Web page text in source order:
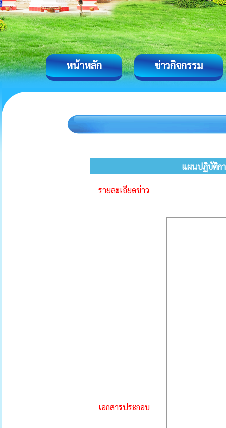
หน้าหลัก ข่าวกิจกรรม
แผนปฏิบัติกา
รายละเอียดข่าว
เอกสารประกอบ